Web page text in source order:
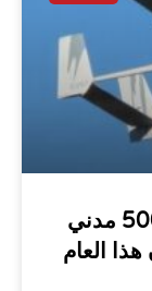
الأمم المتحدة: مقتل أكثر من 500 مدني
العام